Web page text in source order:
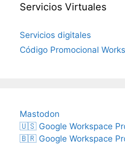
Servicios Virtuales
Servicios digitales
Código Promocional
Mastodon
🇺🇸 Google Workspace
🇧🇷 Google Workspace